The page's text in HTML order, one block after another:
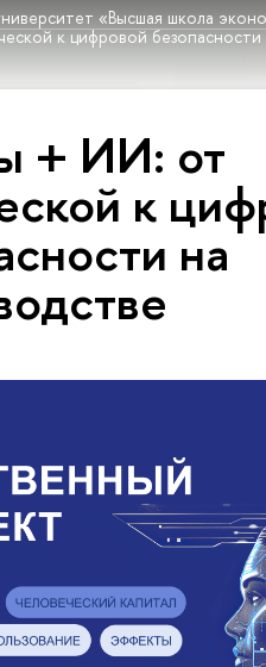
«Высшая школа
к цифровой безопасности
+ ИИ: от
к
на